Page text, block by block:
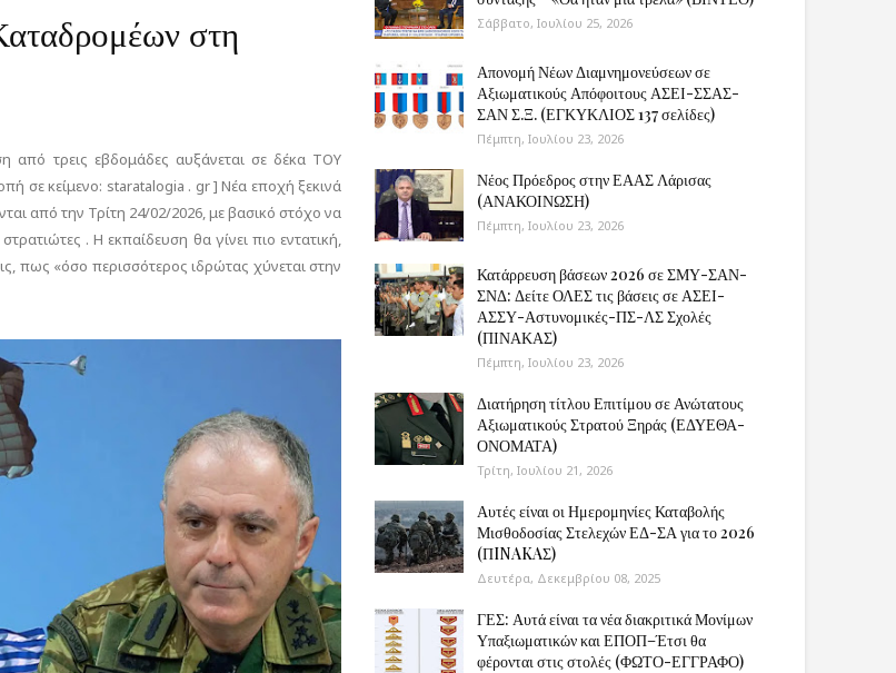
στη
από τρεις εβδομάδες αυξάνεται σε δέκα ΤΟΥ
σε κείμενο: staratalogia . gr ] Νέα εποχή ξεκινά
από την Τρίτη 24/02/2026, με βασικό στόχο να
. Η εκπαίδευση θα γίνει πιο εντατική,
πως «όσο περισσότερος ιδρώτας χύνεται στην
Σάββατο, Ιουλίου 25, 2026
Απονομή Νέων Διαμνημονεύσεων σε
Αξιωματικούς Απόφοιτους ΑΣΕΙ-ΣΣΑΣ-
ΣΑΝ Σ.Ξ. (ΕΓΚΥΚΛΙΟΣ 137 σελίδες)
Πέμπτη, Ιουλίου 23, 2026
Νέος Πρόεδρος στην ΕΑΑΣ Λάρισας
(ΑΝΑΚΟΙΝΩΣΗ)
Πέμπτη, Ιουλίου 23, 2026
Κατάρρευση βάσεων 2026 σε ΣΜΥ-ΣΑΝ-
ΣΝΔ: Δείτε ΟΛΕΣ τις βάσεις σε ΑΣΕΙ-
ΑΣΣΥ-Αστυνομικές-ΠΣ-ΛΣ Σχολές
(ΠΙΝΑΚΑΣ)
Πέμπτη, Ιουλίου 23, 2026
Διατήρηση τίτλου Επιτίμου σε Ανώτατους
Αξιωματικούς Στρατού Ξηράς (ΕΔΥΕΘΑ-
ΟΝΟΜΑΤΑ)
Τρίτη, Ιουλίου 21, 2026
Αυτές είναι οι Ημερομηνίες Καταβολής
Μισθοδοσίας Στελεχών ΕΔ-ΣΑ για το 2026
(ΠINAKAΣ)
Δευτέρα, Δεκεμβρίου 08, 2025
ΓΕΣ: Αυτά είναι τα νέα διακριτικά Μονίμων
Υπαξιωματικών και ΕΠΟΠ–Έτσι θα
φέρονται στις στολές (ΦΩΤΟ-ΕΓΓΡΑΦΟ)